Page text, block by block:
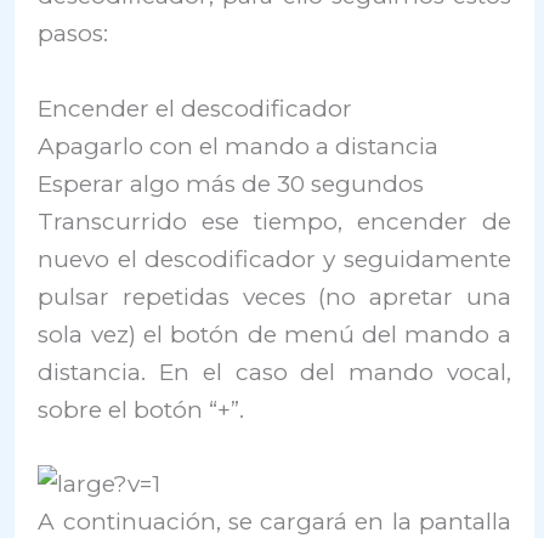
pasos:
Encender el descodificador
Apagarlo con el mando a distancia
Esperar algo más de 30 segundos
Transcurrido ese tiempo, encender de
nuevo el descodificador y seguidamente
pulsar repetidas veces (no apretar una
sola vez) el botón de menú del mando a
distancia. En el caso del mando vocal,
sobre el botón “+”.
A continuación, se cargará en la pantalla